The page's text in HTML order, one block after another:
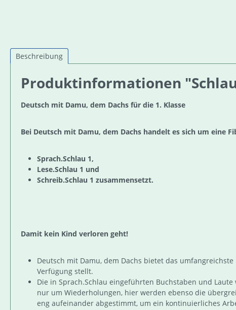
Beschreibung
Produktinformationen
Deutsch mit Damu, dem Dachs für die 1. Klasse
Bei Deutsch mit Damu, dem Dachs handelt es sich um eine
Sprach.Schlau 1,
Lese.Schlau 1 und
Schreib.Schlau 1 zusammensetzt.
Damit kein Kind verloren geht!
Deutsch mit Damu, dem Dachs bietet das
Verfügung stellt.
Die in Sprach.Schlau eingeführten Buchstaben und
nur um Wiederholungen, hier werden ebenso die
eng aufeinander abgestimmt, um ein kontinuierliches